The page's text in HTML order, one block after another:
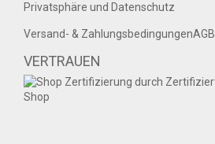
Privatsphäre und Datenschutz
Versand- & ZahlungsbedingungenAGB
VERTRAUEN